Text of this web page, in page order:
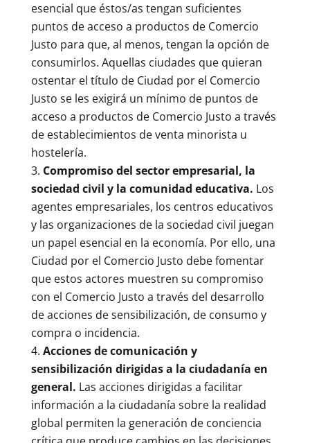
esencial que éstos/as tengan suficientes
puntos de acceso a productos de Comercio
Justo para que, al menos, tengan la opción de
consumirlos. Aquellas ciudades que quieran
ostentar el título de Ciudad por el Comercio
Justo se les exigirá un mínimo de puntos de
acceso a productos de Comercio Justo a través
de establecimientos de venta minorista u
hostelería.
Compromiso del sector empresarial, la
sociedad civil y la comunidad educativa. Los
agentes empresariales, los centros educativos
y las organizaciones de la sociedad civil juegan
un papel esencial en la economía. Por ello, una
Ciudad por el Comercio Justo debe fomentar
que estos actores muestren su compromiso
con el Comercio Justo a través del desarrollo
de acciones de sensibilización, de consumo y
compra o incidencia.
Acciones de comunicación y
sensibilización dirigidas a la ciudadanía en
general. Las acciones dirigidas a facilitar
información a la ciudadanía sobre la realidad
global permiten la generación de conciencia